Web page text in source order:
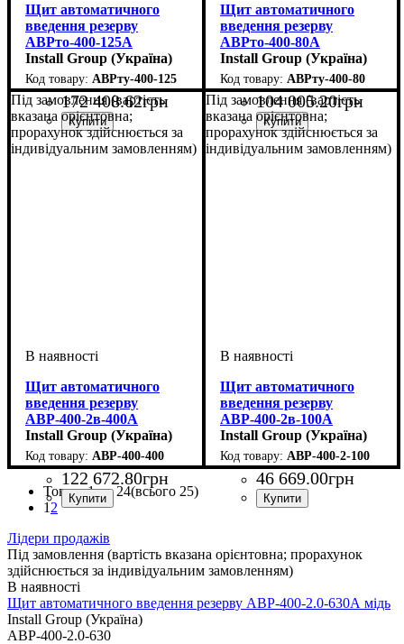
Щит автоматичного
введення резерву
АВРто-400-125А
Install Group (Україна)
АВРту-400-125
172 408.62грн
Щит автоматичного
введення резерву
АВРто-400-80А
Install Group (Україна)
АВРту-400-80
104 005.20грн
Під замовлення (вартість
вказана орієнтовна;
прорахунок здійснюється за
індивідуальним замовленням)
Щит автоматичного
введення резерву
АВР-400-2в-400А
Install Group (Україна)
АВР-400-400
122 672.80грн
Під замовлення (вартість
вказана орієнтовна;
прорахунок здійснюється за
індивідуальним замовленням)
Щит автоматичного
введення резерву
АВР-400-2в-100А
Install Group (Україна)
АВР-400-2-100
46 669.00грн
Товари1 — 24(всього 25)
1 2
Лідери продажів
Під замовлення (вартість вказана орієнтовна; прорахунок
здійснюється за індивідуальним замовленням)
Щит автоматичного введення резерву АВР-400-2.0-630А мідь
Install Group (Україна)
АВР-400-2.0-630